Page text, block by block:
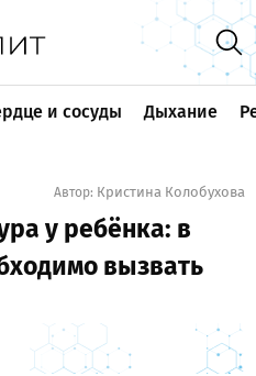
и сосуды Дыхание
Автор: Кристина Колобухова
у ребёнка: в
вызвать